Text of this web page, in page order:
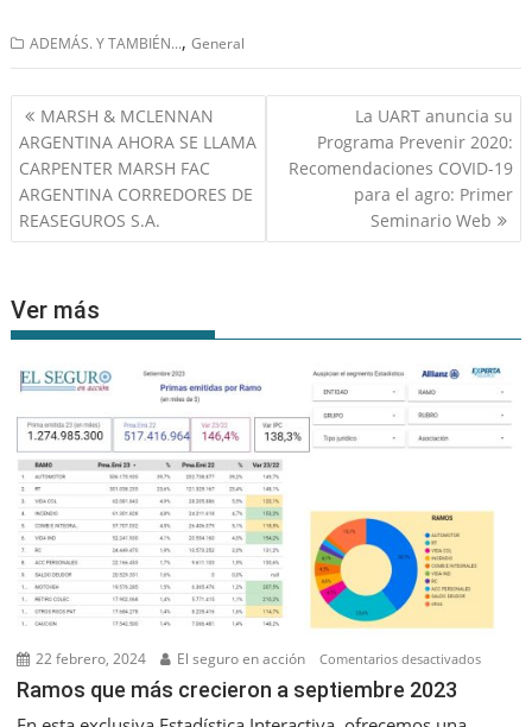
ADEMÁS. Y TAMBIÉN...,General
Navegación
de
entradas
MARSH & MCLENNAN
ARGENTINA AHORA SE LLAMA
CARPENTER MARSH FAC
ARGENTINA CORREDORES DE
REASEGUROS S.A.
La UART anuncia su
Programa Prevenir 2020:
Recomendaciones COVID-19
para el agro: Primer
Seminario Web
Ver más
22 febrero, 2024 El seguro en acción Comentarios desactivadosen
Ramos que más crecieron a septiembre 2023